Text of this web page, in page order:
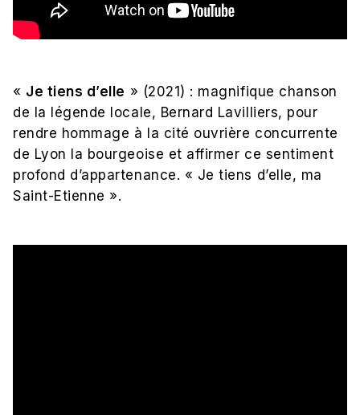
« Je tiens d’elle » (2021) : magnifique chanson
de la légende locale, Bernard Lavilliers, pour
rendre hommage à la cité ouvrière concurrente
de Lyon la bourgeoise et affirmer ce sentiment
profond d’appartenance. « Je tiens d’elle, ma
Saint-Etienne ».